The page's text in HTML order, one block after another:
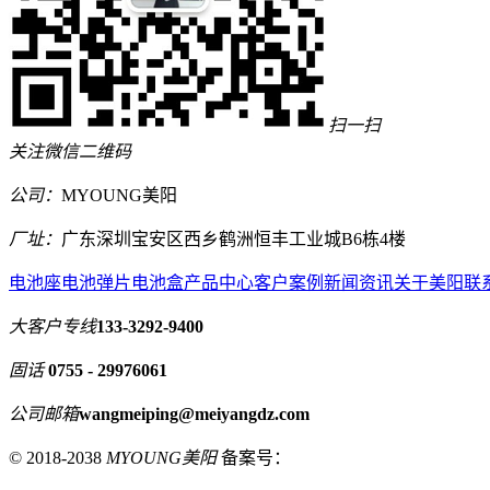
扫一扫
关注微信二维码
公司： MYOUNG美阳
厂址： 广东深圳宝安区西乡鹤洲恒丰工业城B6栋4楼
电池座电池弹片电池盒产品中心客户案例 新闻资讯关于美阳联
大客户专线133-3292-9400
固话0755 - 29976061
公司邮箱wangmeiping@meiyangdz.com
© 2018-2038 MYOUNG美阳备案号：